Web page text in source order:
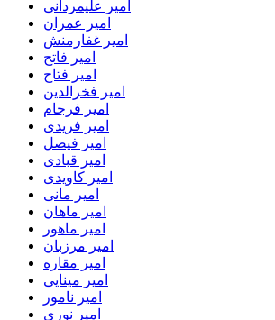
امیر علیمردانی
امیر عمران
امیر غفارمنش
امیر فاتح
امیر فتاح
امیر فخرالدین
امیر فرجام
امیر فریدی
امیر فیصل
امیر قبادی
امیر کاویدی
امیر مانی
امیر ماهان
امیر ماهور
امیر مرزبان
امیر مقاره
امیر مینایی
امیر نامور
امیر نوری